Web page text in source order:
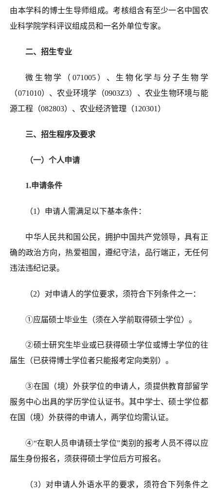
由本学科的博士生导师组成。考核组含有至少一名中国农
业科学院学科评议组成员和一名外单位专家。
二、招生专业
微生物学（071005）、生物化学与分子生物学
（071010）、农业环境学（0903Z3）、农业生物环境与能
源工程（082803）、农业经济管理（120301）
三、招生程序及要求
（一）个人申请
1.申请条件
（1）申请人需满足以下基本条件：
中华人民共和国公民，拥护中国共产党领导，具有正
确的政治方向，热爱祖国，遵纪守法，品行端正，无任何
违法违纪记录。
（2）对申请人的学位要求，须符合下列条件之一：
①应届硕士毕业生（须在入学前取得硕士学位）。
②硕士研究生毕业或已获得硕士学位或博士学位的往
届生（已获得博士学位者只能报考定向类别）。
③在国（境）外获学位的申请人，须提供教育部留学
服务中心出具的学历学位认证书。其中学士、硕士学位都
在国（境）外获得的申请人，两学位均需认证。
④“在职人员申请硕士学位”类别的报考人员不得以应
届生身份报名，须获得硕士学位后方可报名。
（3）对申请人外语水平的要求，须符合下列条件之